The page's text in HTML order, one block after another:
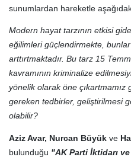
sunumlardan hareketle
Modern hayat tarzının etkisi
eğilimleri güçlendirmekte,
arttırtmaktadır. Bu tarz 15
kavramının kriminalize
yönelik olarak öne çıkartmamız
gereken tedbirler, geliştirilmesi
olabilir?
Aziz Avar, Nurcan Büyük ve
bulunduğu "AK Parti İktidarı ve